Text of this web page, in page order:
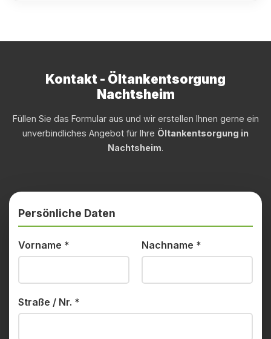
Kontakt - Öltankentsorgung
Nachtsheim
Füllen Sie das Formular aus und wir erstellen Ihnen gerne ein
unverbindliches Angebot für Ihre Öltankentsorgung in
Nachtsheim.
Persönliche Daten
Vorname * Nachname *
Straße / Nr. *